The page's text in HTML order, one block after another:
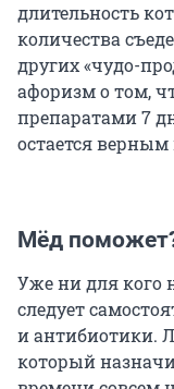
длительность
количества
других «чудо-
афоризм о том,
препаратами 7
остается
Мёд
Уже ни для кого
следует
и антибиотики.
который